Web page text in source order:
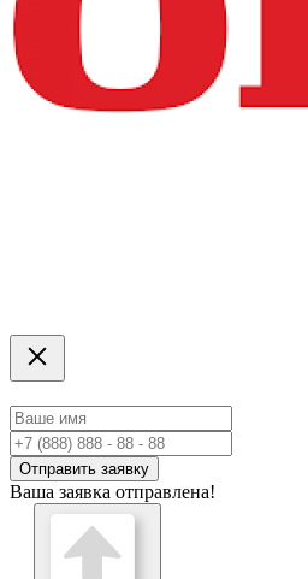
Отправить заявку
Ваша заявка отправлена!